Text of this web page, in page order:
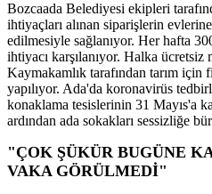
Bozcaada Belediyesi ekipleri
ihtiyaçları alınan siparişlerin
edilmesiyle sağlanıyor. Her hafta
ihtiyacı karşılanıyor. Halka ücretsiz
Kaymakamlık tarafından tarım için
yapılıyor. Ada'da koronavirüs
konaklama tesislerinin 31 Mayıs'a
ardından ada sokakları sessizliğe
"ÇOK ŞÜKÜR BUGÜNE
VAKA GÖRÜLMEDİ"